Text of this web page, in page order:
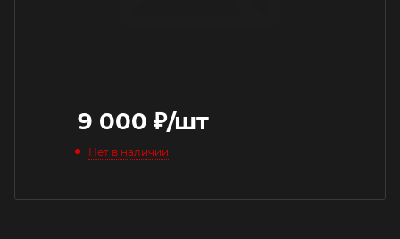
9 000 ₽/шт
Нет в наличии